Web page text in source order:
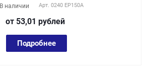
В наличии Арт. 0240 EP150А
от 53,01 рублей
Подробнее